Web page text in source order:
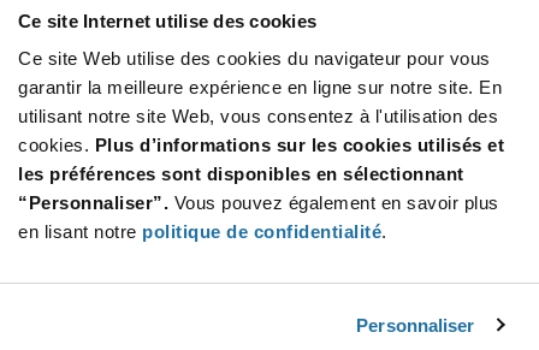
Ce site Internet utilise des cookies
Ce site Web utilise des cookies du navigateur pour vous
garantir la meilleure expérience en ligne sur notre site. En
utilisant notre site Web, vous consentez à l'utilisation des
cookies. Plus d’informations sur les cookies utilisés et
les préférences sont disponibles en sélectionnant
“Personnaliser”. Vous pouvez également en savoir plus
en lisant notre politique de confidentialité.
Personnaliser
Stay Connected!
SUBSCRIBE TO OUR NEWSLETTER
Be at the Forefront of New Technology Innovations
subscribe
button
SUBSCRIBE